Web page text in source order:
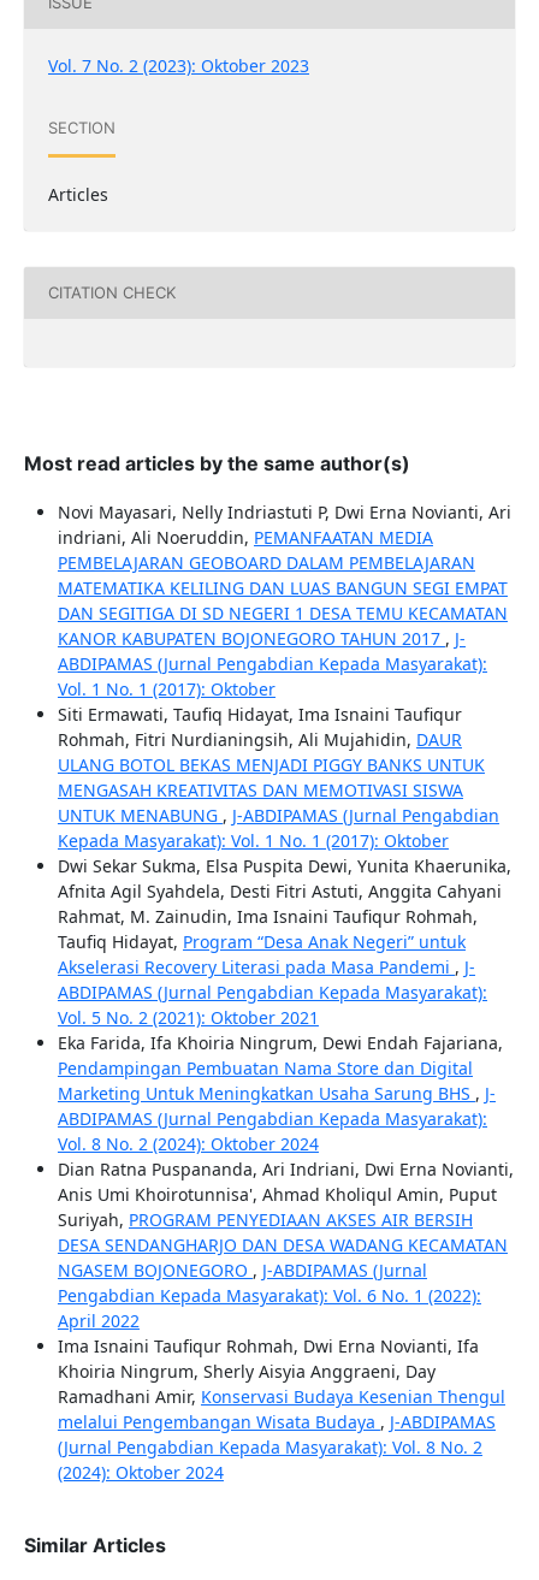
Vol. 7 No. 2 (2023): Oktober 2023
SECTION
Articles
CITATION CHECK
Most read articles by the same author(s)
Novi Mayasari, Nelly Indriastuti P, Dwi Erna Novianti, Ari
indriani, Ali Noeruddin, PEMANFAATAN MEDIA
PEMBELAJARAN GEOBOARD DALAM PEMBELAJARAN
MATEMATIKA KELILING DAN LUAS BANGUN SEGI EMPAT
DAN SEGITIGA DI SD NEGERI 1 DESA TEMU KECAMATAN
KANOR KABUPATEN BOJONEGORO TAHUN 2017 , J-
ABDIPAMAS (Jurnal Pengabdian Kepada Masyarakat):
Vol. 1 No. 1 (2017): Oktober
Siti Ermawati, Taufiq Hidayat, Ima Isnaini Taufiqur
Rohmah, Fitri Nurdianingsih, Ali Mujahidin, DAUR
ULANG BOTOL BEKAS MENJADI PIGGY BANKS UNTUK
MENGASAH KREATIVITAS DAN MEMOTIVASI SISWA
UNTUK MENABUNG , J-ABDIPAMAS (Jurnal Pengabdian
Kepada Masyarakat): Vol. 1 No. 1 (2017): Oktober
Dwi Sekar Sukma, Elsa Puspita Dewi, Yunita Khaerunika,
Afnita Agil Syahdela, Desti Fitri Astuti, Anggita Cahyani
Rahmat, M. Zainudin, Ima Isnaini Taufiqur Rohmah,
Taufiq Hidayat, Program “Desa Anak Negeri” untuk
Akselerasi Recovery Literasi pada Masa Pandemi , J-
ABDIPAMAS (Jurnal Pengabdian Kepada Masyarakat):
Vol. 5 No. 2 (2021): Oktober 2021
Eka Farida, Ifa Khoiria Ningrum, Dewi Endah Fajariana,
Pendampingan Pembuatan Nama Store dan Digital
Marketing Untuk Meningkatkan Usaha Sarung BHS , J-
ABDIPAMAS (Jurnal Pengabdian Kepada Masyarakat):
Vol. 8 No. 2 (2024): Oktober 2024
Dian Ratna Puspananda, Ari Indriani, Dwi Erna Novianti,
Anis Umi Khoirotunnisa', Ahmad Kholiqul Amin, Puput
Suriyah, PROGRAM PENYEDIAAN AKSES AIR BERSIH
DESA SENDANGHARJO DAN DESA WADANG KECAMATAN
NGASEM BOJONEGORO , J-ABDIPAMAS (Jurnal
Pengabdian Kepada Masyarakat): Vol. 6 No. 1 (2022):
April 2022
Ima Isnaini Taufiqur Rohmah, Dwi Erna Novianti, Ifa
Khoiria Ningrum, Sherly Aisyia Anggraeni, Day
Ramadhani Amir, Konservasi Budaya Kesenian Thengul
melalui Pengembangan Wisata Budaya , J-ABDIPAMAS
(Jurnal Pengabdian Kepada Masyarakat): Vol. 8 No. 2
(2024): Oktober 2024
Similar Articles